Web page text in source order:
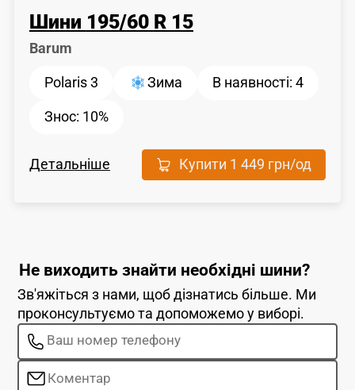
Шини 195/60 R 15
Barum
Polaris 3 Зима В наявності: 4
Знос: 10%
Детальніше Купити 1 449 грн/од
Не виходить знайти необхідні шини?
Зв'яжіться з нами, щоб дізнатись більше. Ми
проконсультуємо та допоможемо у виборі.